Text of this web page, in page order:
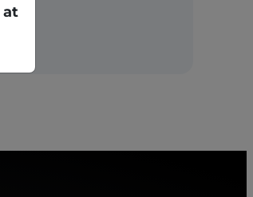
at